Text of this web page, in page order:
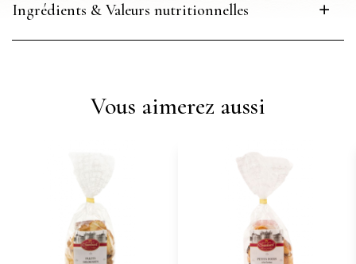
Ingrédients & Valeurs nutritionnelles
Vous aimerez aussi